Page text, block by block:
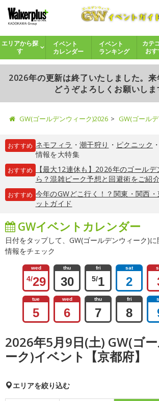
エリアから探
す
イベント
カレンダー
イベント
ランキング
カテ
おす
2026年の更新は終了いたしました。
どうぞよろしくお願いしま
GW(ゴールデンウィーク)2026 GW(ゴール
おすすめ ネモフィラ ・ 潮干狩り ・ ピクニック ・
情報を大特集
おすすめ
【最大12連休も】2026年のゴール
ら？混雑ピーク予想と回避術をご紹介
おすすめ 今年のGWどこ行く！？関東・関西
ットガイド
GWイベントカレンダー
日付をタップして、GW(ゴールデンウィーク)
情報をチェック
wed
4/29
thu
30
fri
5/1
sat
2
tue
5
wed
6
thu
7
fri
8
2026年5月9日(土) GW(ゴ
ーク)イベント【京都府】
エリアを絞り込む